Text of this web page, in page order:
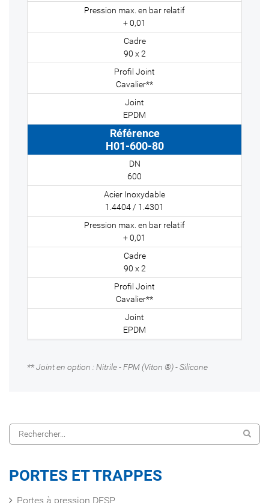
+ 0,01
90 x 2
Cavalier**
EPDM
H01-600-80
600
1.4404 / 1.4301
+ 0,01
90 x 2
Cavalier**
EPDM
** Joint en option : Nitrile - FPM (Viton ®) - Silicone
PORTES ET TRAPPES
Portes à pression DESP